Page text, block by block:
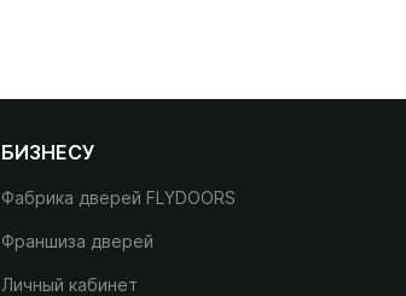
БИЗНЕСУ
Фабрика дверей FLYDOORS
Франшиза дверей
Личный кабинет